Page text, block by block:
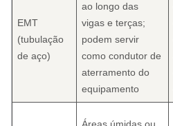
EMT
(tubulação
de aço)
ao longo das
vigas e terças;
podem servir
como condutor de
aterramento do
equipamento